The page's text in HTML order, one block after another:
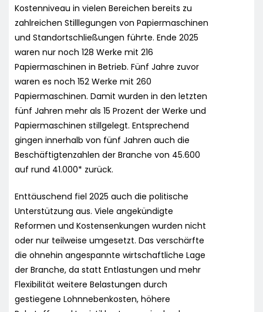
Kostenniveau in vielen Bereichen bereits zu
zahlreichen Stilllegungen von Papiermaschinen
und Standortschließungen führte. Ende 2025
waren nur noch 128 Werke mit 216
Papiermaschinen in Betrieb. Fünf Jahre zuvor
waren es noch 152 Werke mit 260
Papiermaschinen. Damit wurden in den letzten
fünf Jahren mehr als 15 Prozent der Werke und
Papiermaschinen stillgelegt. Entsprechend
gingen innerhalb von fünf Jahren auch die
Beschäftigtenzahlen der Branche von 45.600
auf rund 41.000* zurück.
Enttäuschend fiel 2025 auch die politische
Unterstützung aus. Viele angekündigte
Reformen und Kostensenkungen wurden nicht
oder nur teilweise umgesetzt. Das verschärfte
die ohnehin angespannte wirtschaftliche Lage
der Branche, da statt Entlastungen und mehr
Flexibilität weitere Belastungen durch
gestiegene Lohnnebenkosten, höhere